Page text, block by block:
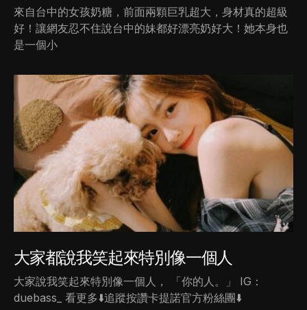
來自台中的女孩奶糖，前面兩顆巨乳超大，身材真的超級
好！讓網友忍不住說台中的妹都好漂亮奶好大！她本身也
是一個小
大家都說我笑起來特別像一個人
大家說我笑起來特別像一個人， 「你的人。」 IG：
duebass_ 看更多⬇️追蹤按讚卡提諾官方粉絲團⬇️